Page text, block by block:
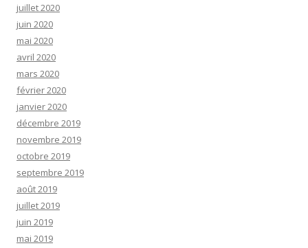
juillet 2020
juin 2020
mai 2020
avril 2020
mars 2020
février 2020
janvier 2020
décembre 2019
novembre 2019
octobre 2019
septembre 2019
août 2019
juillet 2019
juin 2019
mai 2019